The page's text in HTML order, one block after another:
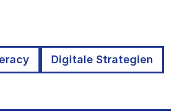
Digitale Strategien